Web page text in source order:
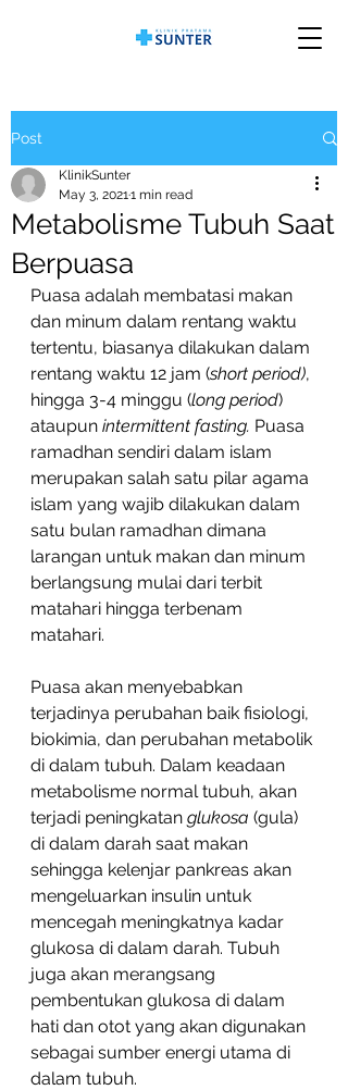
Post
Metabolisme Tubuh Saat
Berpuasa
KlinikSunter
May 3, 20211 min read
Puasa adalah membatasi makan
dan minum dalam rentang waktu
tertentu, biasanya dilakukan dalam
rentang waktu 12 jam (short period),
hingga 3-4 minggu (long period)
ataupun intermittent fasting. Puasa
ramadhan sendiri dalam islam
merupakan salah satu pilar agama
islam yang wajib dilakukan dalam
satu bulan ramadhan dimana
larangan untuk makan dan minum
berlangsung mulai dari terbit
matahari hingga terbenam
matahari.
Puasa akan menyebabkan
terjadinya perubahan baik fisiologi,
biokimia, dan perubahan metabolik
di dalam tubuh. Dalam keadaan
metabolisme normal tubuh, akan
terjadi peningkatan glukosa (gula)
di dalam darah saat makan
sehingga kelenjar pankreas akan
mengeluarkan insulin untuk
mencegah meningkatnya kadar
glukosa di dalam darah. Tubuh
juga akan merangsang
pembentukan glukosa di dalam
hati dan otot yang akan digunakan
sebagai sumber energi utama di
dalam tubuh.